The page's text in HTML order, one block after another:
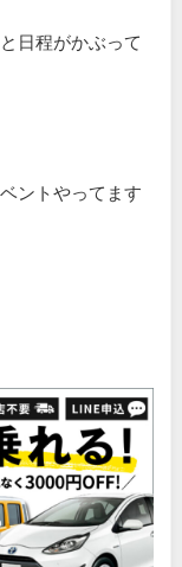
日程がかぶって
ントやってます